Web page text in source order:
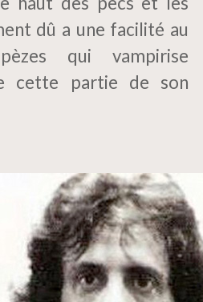
dû a une facilité au
qui vampirise
cette partie de son